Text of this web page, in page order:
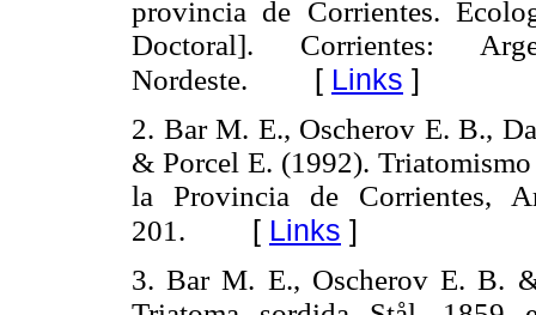
provincia de Corrientes.
Doctoral]. Corrientes:
Nordeste. [ Links ]
2. Bar M. E., Oscherov E. B.,
& Porcel E. (1992).
la Provincia de Corrientes,
201. [ Links ]
3. Bar M. E., Oscherov E. B.